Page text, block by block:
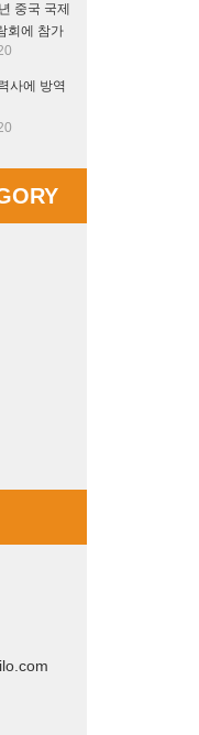
중국 국제
회에 참가
사에 방역